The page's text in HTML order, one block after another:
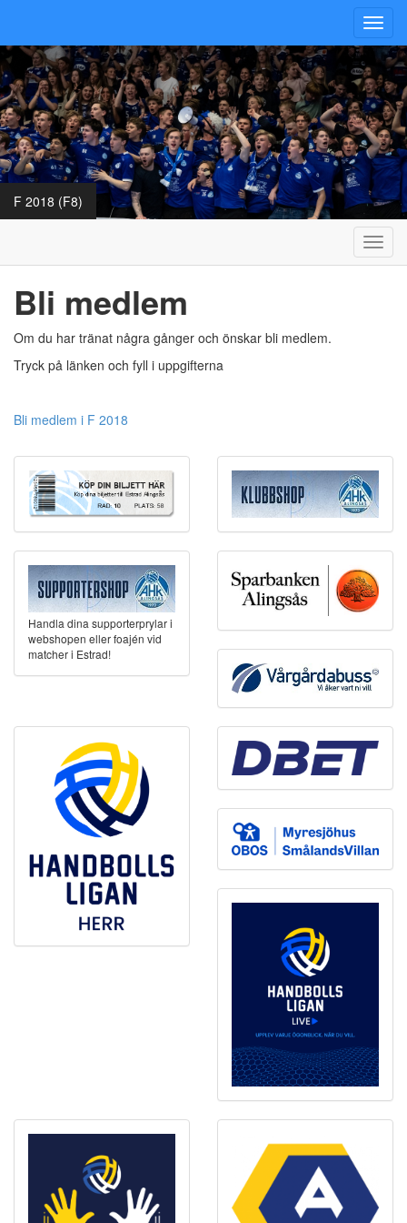
F 2018 (F8)
Bli medlem
Om du har tränat några gånger och önskar bli medlem.
Tryck på länken och fyll i uppgifterna
Bli medlem i F 2018
Handla dina supporterprylar i
webshopen eller foajén vid
matcher i Estrad!